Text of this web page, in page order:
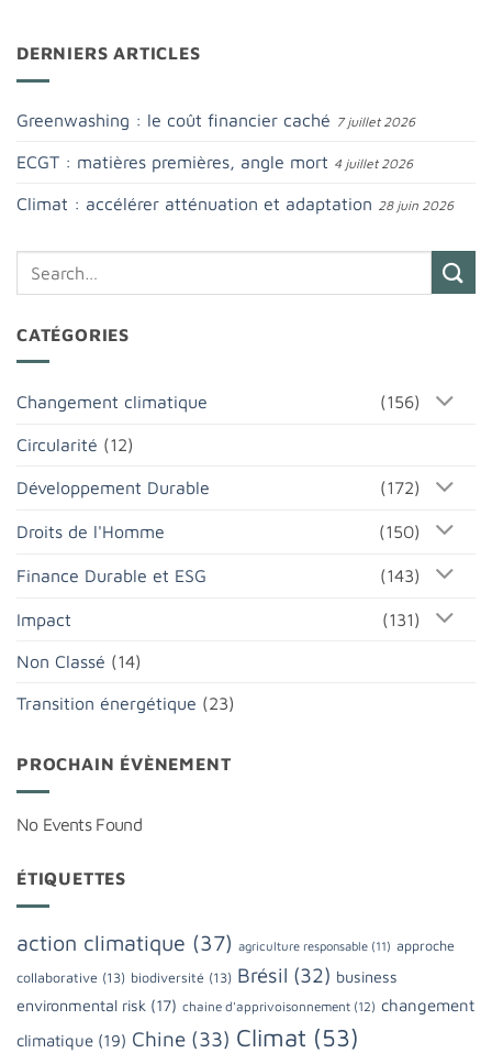
DERNIERS ARTICLES
Greenwashing : le coût financier caché 7 juillet 2026
ECGT : matières premières, angle mort 4 juillet 2026
Climat : accélérer atténuation et adaptation 28 juin 2026
CATÉGORIES
Changement climatique (156)
Circularité (12)
Développement Durable (172)
Droits de l'Homme (150)
Finance Durable et ESG (143)
Impact (131)
Non Classé (14)
Transition énergétique (23)
PROCHAIN ÉVÈNEMENT
No Events Found
ÉTIQUETTES
action climatique (37) agriculture responsable (11) approche
collaborative (13) biodiversité (13) Brésil (32) business
environmental risk (17) chaine d'apprivoisonnement (12) changement
climatique (19) Chine (33) Climat (53)